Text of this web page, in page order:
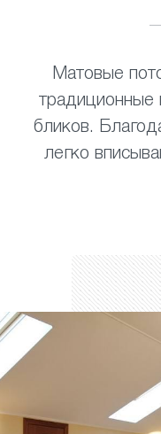
Матовые
традиционные
бликов.
легко